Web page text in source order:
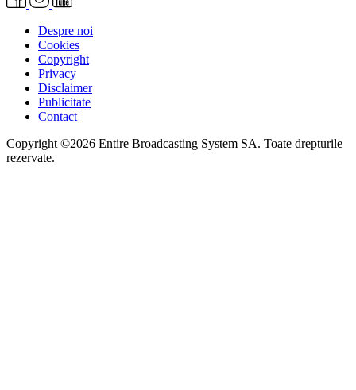
Despre noi
Cookies
Copyright
Privacy
Disclaimer
Publicitate
Contact
Copyright ©2026 Entire Broadcasting System SA. Toate drepturile
rezervate.